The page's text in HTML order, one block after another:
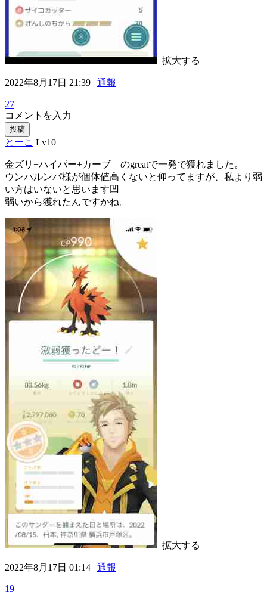
拡大する
2022年8月17日 21:39 | 通報
27
コメントを入力
投稿
とーこ Lv10
金ズリ+ハイパー+カーブ のgreatで一発で獲れました。
ウンパルンパ様が個体値高くないと仰ってますが、私より弱
い方はいないと思います凹
弱いから獲れたんですかね。
拡大する
2022年8月17日 01:14 | 通報
19